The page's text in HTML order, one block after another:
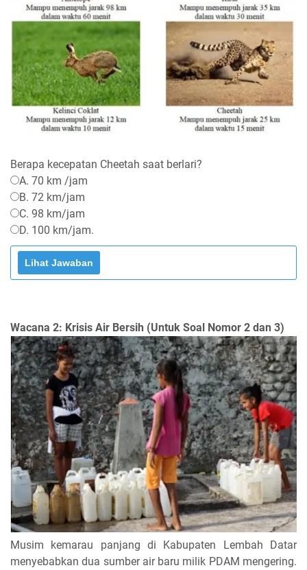
Berapa kecepatan Cheetah saat berlari?
A. 70 km /jam
B. 72 km/jam
C. 98 km/jam
D. 100 km/jam.
Wacana 2: Krisis Air Bersih (Untuk Soal Nomor 2 dan 3)
Musim kemarau panjang di Kabupaten Lembah Datar
menyebabkan dua sumber air baru milik PDAM mengering.